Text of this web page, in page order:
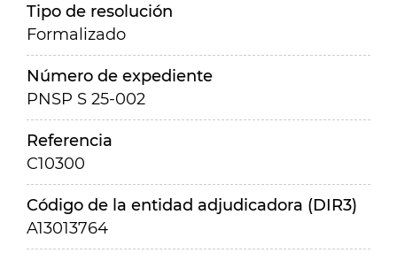
Tipo de resolución
Formalizado
Número de expediente
PNSP S 25-002
Referencia
C10300
Código de la entidad adjudicadora (DIR3)
A13013764